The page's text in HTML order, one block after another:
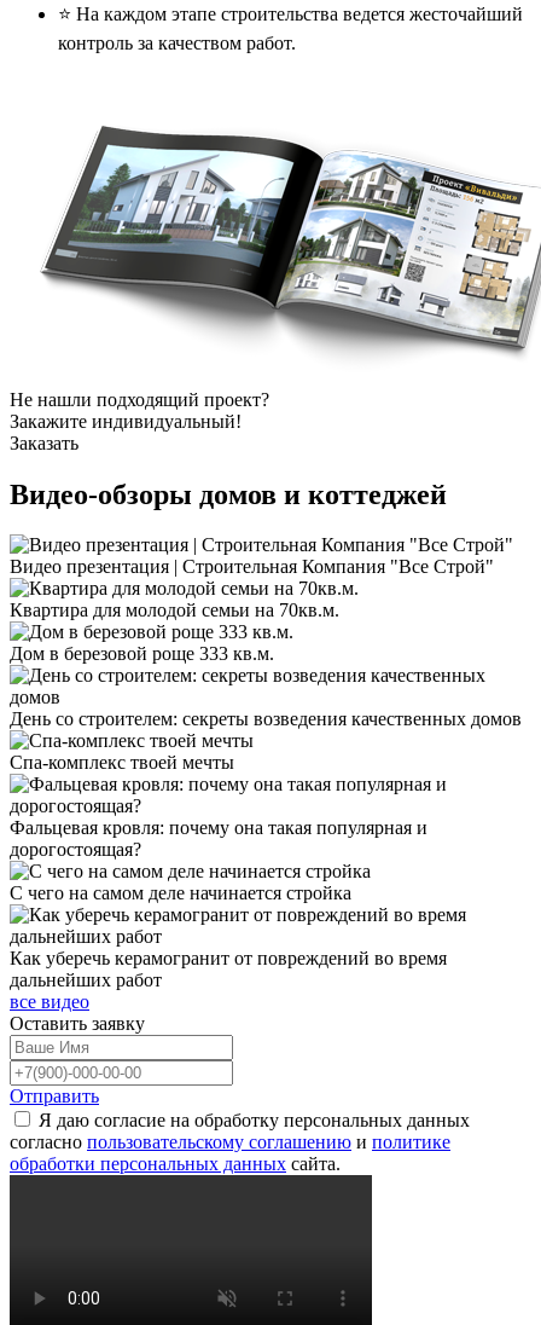
⭐️ На каждом этапе строительства ведется жесточайший
контроль за качеством работ.
Не нашли подходящий проект?
Закажите индивидуальный!
Заказать
Видео-обзоры домов и коттеджей
Видео презентация | Строительная Компания "Все Строй"
Квартира для молодой семьи на 70кв.м.
Дом в березовой роще 333 кв.м.
День со строителем: секреты возведения качественных домов
Спа-комплекс твоей мечты
Фальцевая кровля: почему она такая популярная и
дорогостоящая?
С чего на самом деле начинается стройка
Как уберечь керамогранит от повреждений во время
дальнейших работ
все видео
Оставить заявку
Отправить
Я даю согласие на обработку персональных данных
согласно пользовательскому соглашению и политике
обработки персональных данных сайта.